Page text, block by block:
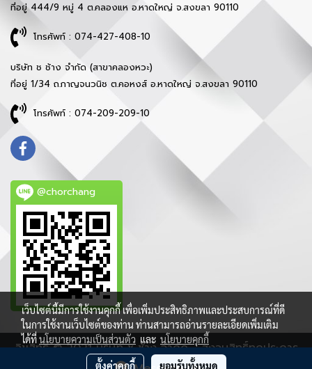
ที่อยู่ 444/9 หมู่ 4 ต.คลองแห อ.หาดใหญ่ จ.สงขลา 90110
โทรศัพท์ : 074-427-408-10
บริษัท ช ช้าง จำกัด (สาขาคลองหวะ)
ที่อยู่ 1/34 ถ.กาญจนวนิช ต.คอหงส์ อ.หาดใหญ่ จ.สงขลา 90110
โทรศัพท์ : 074-209-209-10
@chorchang
ลิขสิทธิ์ © 2021 บริษัท ช ช้าง จำกัด - สงวนสิทธิ์ทุกประการ
เว็บไซต์นี้มีการใช้งานคุกกี้ เพื่อเพิ่มประสิทธิภาพและประสบการณ์ที่ดี
ในการใช้งานเว็บไซต์ของท่าน ท่านสามารถอ่านรายละเอียดเพิ่มเติม
ได้ที่นโยบายความเป็นส่วนตัว และ นโยบายคุกกี้
ตั้งค่าคุกกี้ ยอมรับทั้งหมด